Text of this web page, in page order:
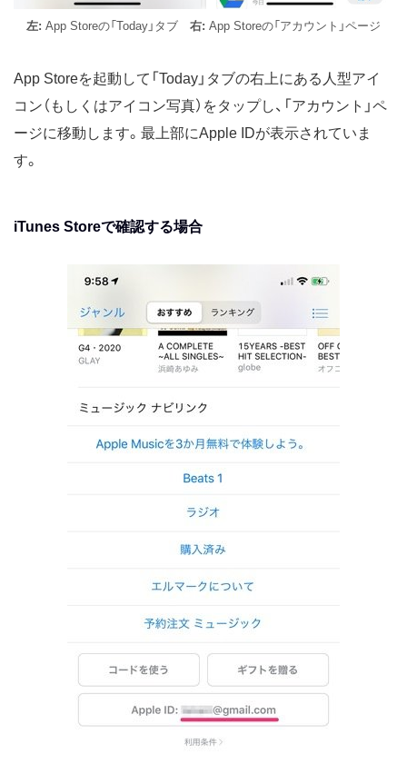
左: App Storeの「Today」タブ 右: App Storeの「アカウント」ページ
App Storeを起動して「Today」タブの右上にある人型アイ
コン（もしくはアイコン写真）をタップし、「アカウント」ペ
ージに移動します。最上部にApple IDが表示されていま
す。
iTunes Storeで確認する場合